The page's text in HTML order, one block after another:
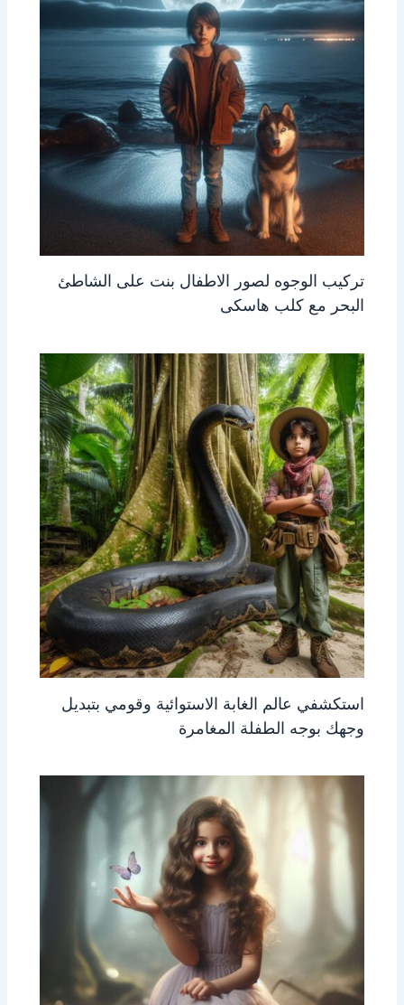
تركيب الوجوه لصور الاطفال بنت على الشاطئ
البحر مع كلب هاسكى
استكشفي عالم الغابة الاستوائية وقومي بتبديل
وجهك بوجه الطفلة المغامرة